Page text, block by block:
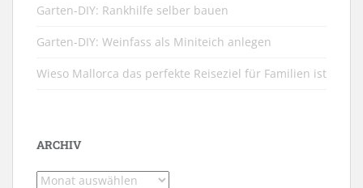
Garten-DIY: Rankhilfe selber bauen
Garten-DIY: Weinfass als Miniteich anlegen
Wieso Mallorca das perfekte Reiseziel für Familien ist
ARCHIV
Archiv